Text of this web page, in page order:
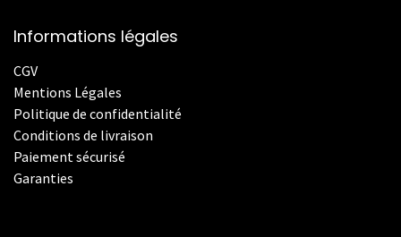
Informations légales
CGV
Mentions Légales
Politique de confidentialité
Conditions de livraison
Paiement sécurisé
Garanties